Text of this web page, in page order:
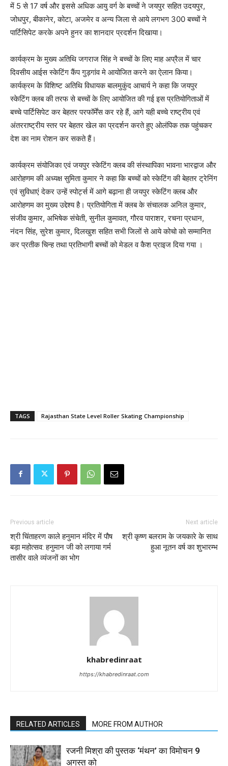
में 5 से 17 वर्ष और इससे अधिक आयु वर्ग के बच्चों ने जयपुर सहित उदयपुर,
जोधपुर, बीकानेर, कोटा, अजमेर व अन्य जिला से आये लगभग 300 बच्चों ने
पार्टिसिपेट करके अपने हुनर का शानदार प्रदर्शन दिखाया।
कार्यक्रम के मुख्य अतिथि जगराज सिंह ने बच्चों के लिए माह अप्रैल में चार
दिवसीय आईस स्केटिंग कैंप गुड़गांव मे आयोजित करने का ऐलान किया।
कार्यक्रम के विशिष्ट अतिथि विधायक बालमुकुंद आचार्य ने कहा कि जयपुर
स्केटिंग क्लब की तरफ से बच्चों के लिए आयोजित की गई इस प्रतियोगिताओं में
बच्चे पार्टिसिपेट कर बेहतर परफॉर्मेंस कर रहे हैं, आगे यही बच्चे राष्ट्रीय एवं
अंतरराष्ट्रीय स्तर पर बेहतर खेल का प्रदर्शन करते हुए ओलंपिक तक पहुंचकर
देश का नाम रोशन कर सकते हैं।
कार्यक्रम संयोजिका एवं जयपुर स्केटिंग क्लब की संस्थापिका भावना भारद्वाज और
आरोहणम की अध्यक्ष सुमिता कुमार ने कहा कि बच्चों को स्केटिंग की बेहतर ट्रेनिंग
एवं सुविधाएं देकर उन्हें स्पोर्ट्स में आगे बढ़ाना ही जयपुर स्केटिंग क्लब और
आरोहणम का मुख्य उद्देश्य है। प्रतियोगिता में क्लब के संचालक अनिल कुमार,
संजीव कुमार, अभिषेक संचेती, सुनील कुमावत, गौरव पाराशर, रचना प्रधान,
नंदन सिंह, सुरेश कुमार, दिलखुश सहित सभी जिलों से आये कोचो को सम्मानित
कर प्रतीक चिन्ह तथा प्रतिभागी बच्चों को मेडल व कैश प्राइज दिया गया ।
TAGS Rajasthan State Level Roller Skating Championship
Previous article
श्री चिंताहरण काले हनुमान मंदिर में पौष
बड़ा महोत्सव: हनुमान जी को लगाया गर्म
तासीर वाले व्यंजनों का भोग
Next article
श्री कृष्ण बलराम के जयकारे के साथ
हुआ नूतन वर्ष का शुभारम्भ
khabredinraat
https://khabredinraat.com
RELATED ARTICLES MORE FROM AUTHOR
रजनी मिश्रा की पुस्तक ‘मंथन’ का विमोचन 9
अगस्त को